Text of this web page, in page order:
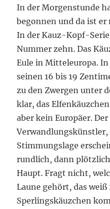
In der Morgenstunde
begonnen und da ist
In der Kauz-Kopf-
Nummer zehn. Das
Eule in Mitteleuropa.
seinen 16 bis 19
zu den Zwergen unter
klar, das
aber kein Europäer.
Verwandlungskünstler,
Stimmungslage
rundlich, dann
Haupt. Fragt nicht,
Laune gehört, das
Sperlingskäuzchen